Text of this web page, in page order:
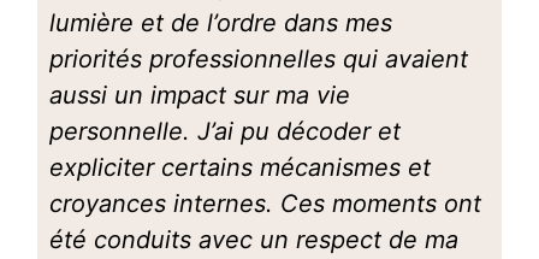
lumière et de l’ordre dans mes
priorités professionnelles qui avaient
aussi un impact sur ma vie
personnelle. J’ai pu décoder et
expliciter certains mécanismes et
croyances internes. Ces moments ont
été conduits avec un respect de ma